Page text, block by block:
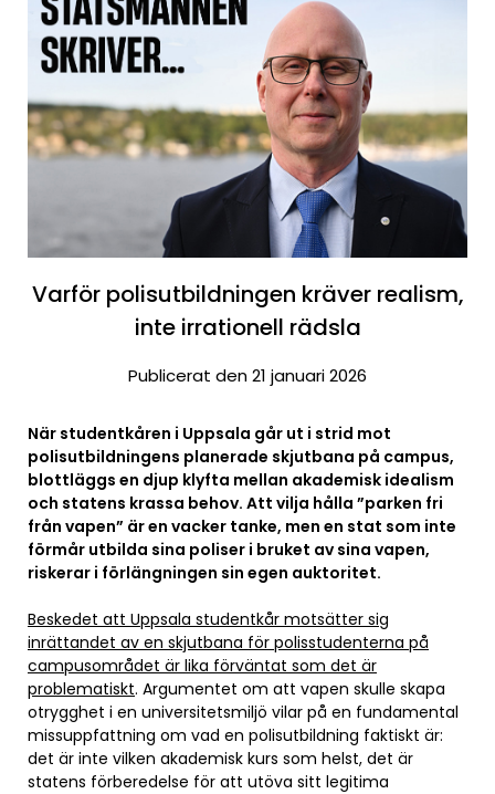
Varför polisutbildningen kräver realism,
inte irrationell rädsla
Publicerat den 21 januari 2026
När studentkåren i Uppsala går ut i strid mot
polisutbildningens planerade skjutbana på campus,
blottläggs en djup klyfta mellan akademisk idealism
och statens krassa behov. Att vilja hålla ”parken fri
från vapen” är en vacker tanke, men en stat som inte
förmår utbilda sina poliser i bruket av sina vapen,
riskerar i förlängningen sin egen auktoritet.
Beskedet att Uppsala studentkår motsätter sig
inrättandet av en skjutbana för polisstudenterna på
campusområdet är lika förväntat som det är
problematiskt. Argumentet om att vapen skulle skapa
otrygghet i en universitetsmiljö vilar på en fundamental
missuppfattning om vad en polisutbildning faktiskt är:
det är inte vilken akademisk kurs som helst, det är
statens förberedelse för att utöva sitt legitima